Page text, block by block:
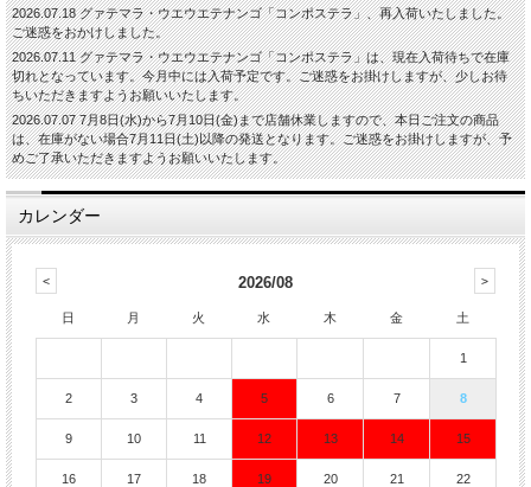
2026.07.18 グァテマラ・ウエウエテナンゴ「コンポステラ」、再入荷いたしました。
ご迷惑をおかけしました。
2026.07.11 グァテマラ・ウエウエテナンゴ「コンポステラ」は、現在入荷待ちで在庫
切れとなっています。今月中には入荷予定です。ご迷惑をお掛けしますが、少しお待
ちいただきますようお願いいたします。
2026.07.07 7月8日(水)から7月10日(金)まで店舗休業しますので、本日ご注文の商品
は、在庫がない場合7月11日(土)以降の発送となります。ご迷惑をお掛けしますが、予
めご了承いただきますようお願いいたします。
カレンダー
2026/08
日 月 火 水 木 金 土
1
2 3 4 5 6 7 8
9 10 11 12 13 14 15
16 17 18 19 20 21 22